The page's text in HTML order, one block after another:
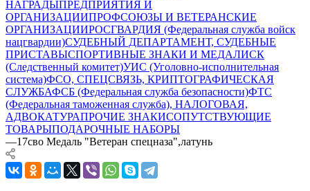
НАГРАДЫПРЕДПРИЯТИЯ И
ОРГАНИЗАЦИИПРОФСОЮЗЫ И ВЕТЕРАНСКИЕ
ОРГАНИЗАЦИИРОСГВАРДИЯ (Федеральная служба войск
нацгвардии)СУДЕБНЫЙ ДЕПАРТАМЕНТ, СУДЕБНЫЕ
ПРИСТАВЫСПОРТИВНЫЕ ЗНАКИ И МЕДАЛИСК
(Следственный комитет)УИС (Уголовно-исполнительная
система)ФСО, СПЕЦСВЯЗЬ, КРИПТОГРАФИЧЕСКАЯ
СЛУЖБАФСБ (Федеральная служба безопасности)ФТС
(Федеральная таможенная служба), НАЛОГОВАЯ,
АДВОКАТУРАПРОЧИЕ ЗНАКИСОПУТСТВУЮЩИЕ
ТОВАРЫПОДАРОЧНЫЕ НАБОРЫ
—17сво Медаль "Ветеран спецназа",латунь